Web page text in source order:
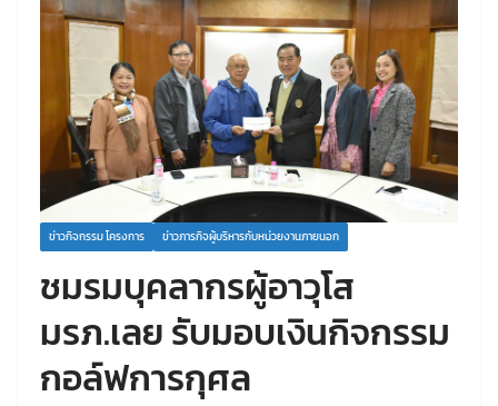
ข่าวกิจกรรม โครงการ ข่าวภารกิจผู้บริหารกับหน่วยงานภายนอก
ชมรมบุคลากรผู้อาวุโส
มรภ.เลย รับมอบเงินกิจกรรม
กอล์ฟการกุศล